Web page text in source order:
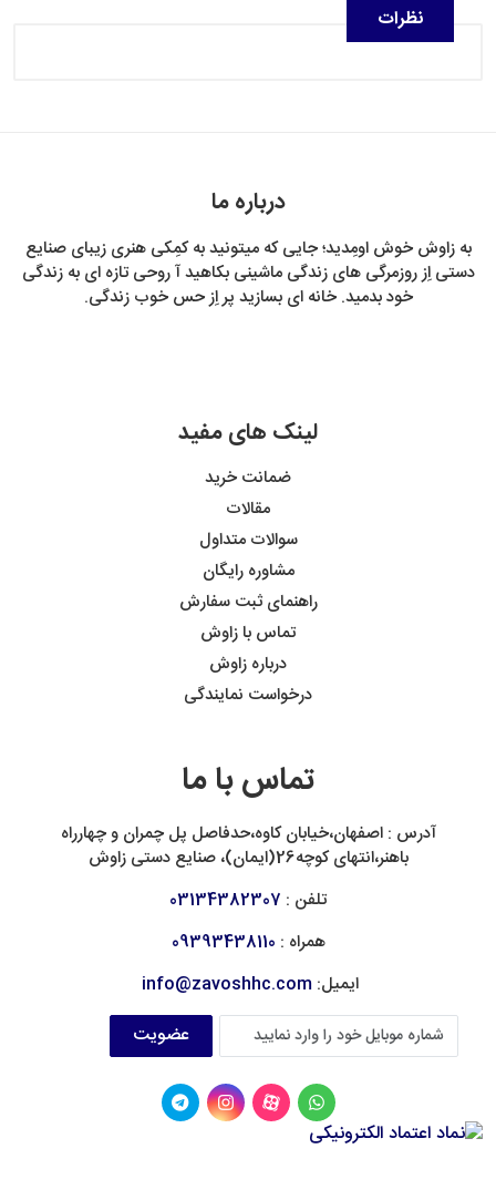
نظرات
درباره ما
به زاوش خوش اومِدید؛ جایی که میتونید به کمِکی هنری زیبای صنایع
دستی اِز روزمرگی های زندگی ماشینی بکاهید آ روحی تازه ای به زندگی
خود بدمید. خانه ای بسازید پر اِز حس خوب زندگی.
لینک های مفید
ضمانت خرید
مقالات
سوالات متداول
مشاوره رایگان
راهنمای ثبت سفارش
تماس با زاوش
درباره زاوش
درخواست نمایندگی
تماس با ما
آدرس : اصفهان،خیابان کاوه،حدفاصل پل چمران و چهارراه
باهنر،انتهای کوچه26(ایمان)، صنایع دستی زاوش
تلفن : 03134382307
همراه : 09393438110
ایمیل: info@zavoshhc.com
عضویت